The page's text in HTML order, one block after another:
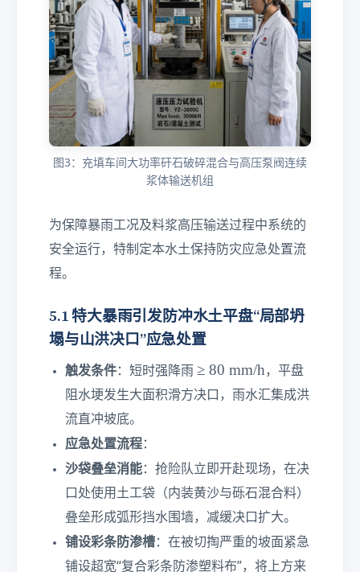
图3：充填车间大功率矸石破碎混合与高压泵阀连续
浆体输送机组
为保障暴雨工况及料浆高压输送过程中系统的
安全运行，特制定本水土保持防灾应急处置流
程。
5.1 特大暴雨引发防冲水土平盘“局部坍
塌与山洪决口”应急处置
触发条件：短时强降雨 ≥
8
0\
{
m
m
/h
}
≥ 80 mm/h，平盘
阻水埂发生大面积滑方决口，雨水汇集成洪
流直冲坡底。
应急处置流程：
沙袋叠垒消能：抢险队立即开赴现场，在决
口处使用土工袋（内装黄沙与砾石混合料）
叠垒形成弧形挡水围墙，减缓决口扩大。
铺设彩条防渗槽：在被切掏严重的坡面紧急
铺设超宽“复合彩条防渗塑料布”，将上方来